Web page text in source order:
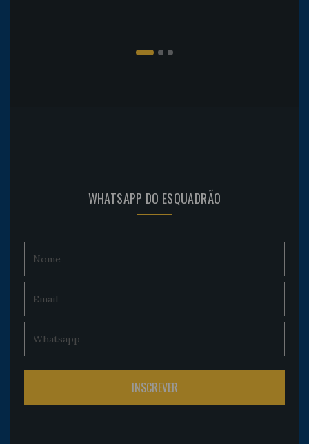
WHATSAPP DO ESQUADRÃO